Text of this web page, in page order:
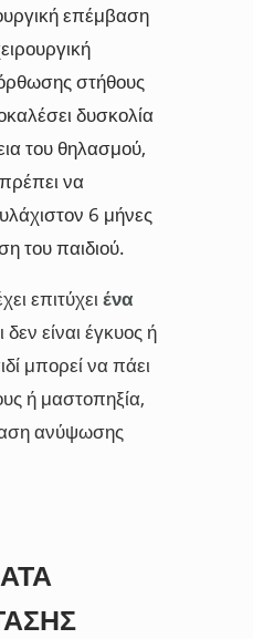
επέμβαση
στήθους
δυσκολία
του θηλασμού,
να
6 μήνες
του παιδιού.
επιτύχει ένα
δεν είναι έγκυος ή
μπορεί να πάει
ή μαστοπηξία,
ανύψωσης